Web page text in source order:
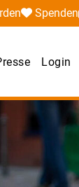
Spenden
Login